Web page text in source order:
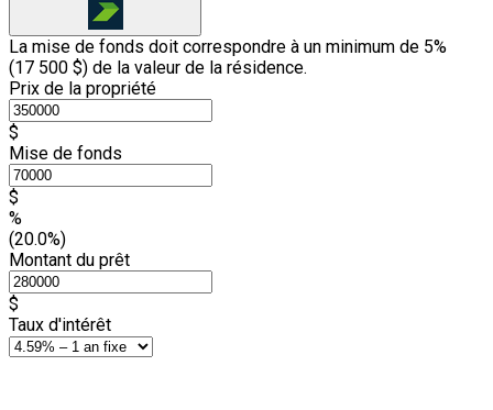
La mise de fonds doit correspondre à un minimum de 5%
(17 500 $) de la valeur de la résidence.
Prix de la propriété
$
Mise de fonds
$
%
(20.0%)
Montant du prêt
$
Taux d'intérêt